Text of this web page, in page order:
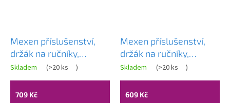
Mexen příslušenství,
držák na ručníky,
otočný, černá,
7039243-70
Skladem (>20 ks )
709 Kč
Mexen příslušenství,
držák na ručníky,
otočný, černá,
7039242-70
Skladem (>20 ks )
609 Kč